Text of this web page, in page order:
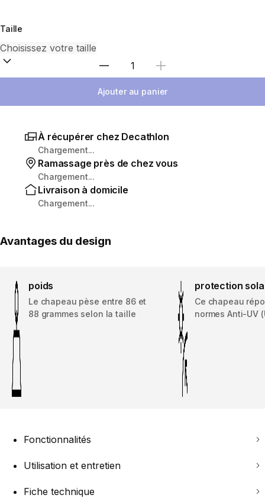
Taille
Sélectionnez la quantité
Ajouter au panier
À récupérer chez Decathlon
Chargement...
Ramassage près de chez vous
Chargement...
Livraison à domicile
Chargement...
Avantages du design
poids
Le chapeau pèse entre 86 et
88 grammes selon la taille
protection
Ce chapeau
normes Anti-UV
Fonctionnalités
Utilisation et entretien
Fiche technique